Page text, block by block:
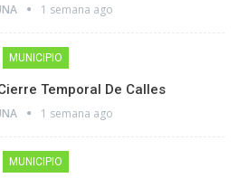
1 semana ago
MUNICIPIO
Temporal De Calles
1 semana ago
MUNICIPIO